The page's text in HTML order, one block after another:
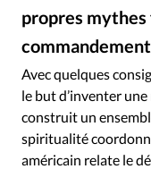
Se connecter
Devise:CHF
RUBRIQUES
Toute l'actualité
Eglises
Histoire
Mission
Monde
propres
Avec quelques
le but d’inventer
construit un
spiritualité
américain relate le